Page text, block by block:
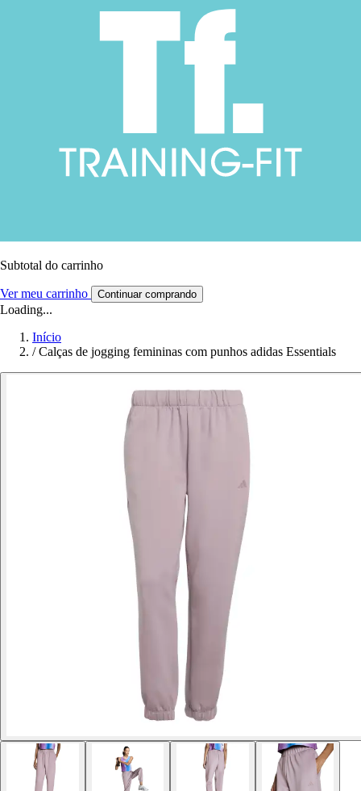
Subtotal do carrinho
Ver meu carrinho Continuar comprando
Loading...
Início
/ Calças de jogging femininas com punhos adidas Essentials